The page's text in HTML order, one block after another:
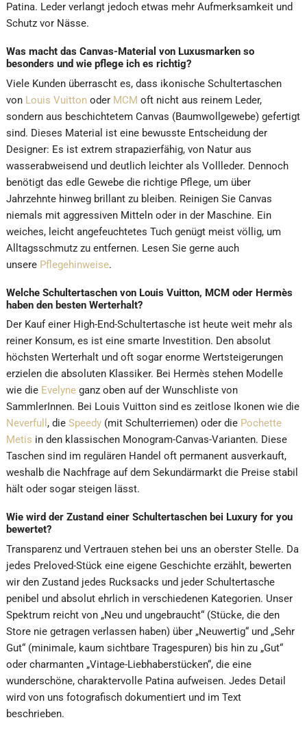
Patina. Leder verlangt jedoch etwas mehr Aufmerksamkeit und
Schutz vor Nässe.
Was macht das Canvas-Material von Luxusmarken so
besonders und wie pflege ich es richtig?
Viele Kunden überrascht es, dass ikonische Schultertaschen
von Louis Vuitton oder MCM oft nicht aus reinem Leder,
sondern aus beschichtetem Canvas (Baumwollgewebe) gefertigt
sind. Dieses Material ist eine bewusste Entscheidung der
Designer: Es ist extrem strapazierfähig, von Natur aus
wasserabweisend und deutlich leichter als Vollleder. Dennoch
benötigt das edle Gewebe die richtige Pflege, um über
Jahrzehnte hinweg brillant zu bleiben. Reinigen Sie Canvas
niemals mit aggressiven Mitteln oder in der Maschine. Ein
weiches, leicht angefeuchtetes Tuch genügt meist völlig, um
Alltagsschmutz zu entfernen. Lesen Sie gerne auch
unsere Pflegehinweise.
Welche Schultertaschen von Louis Vuitton, MCM oder Hermès
haben den besten Werterhalt?
Der Kauf einer High-End-Schultertasche ist heute weit mehr als
reiner Konsum, es ist eine smarte Investition. Den absolut
höchsten Werterhalt und oft sogar enorme Wertsteigerungen
erzielen die absoluten Klassiker. Bei Hermès stehen Modelle
wie die Evelyne ganz oben auf der Wunschliste von
SammlerInnen. Bei Louis Vuitton sind es zeitlose Ikonen wie die
Neverfull , die Speedy (mit Schulterriemen) oder die Pochette
Metis in den klassischen Monogram-Canvas-Varianten. Diese
Taschen sind im regulären Handel oft permanent ausverkauft,
weshalb die Nachfrage auf dem Sekundärmarkt die Preise stabil
hält oder sogar steigen lässt.
Wie wird der Zustand einer Schultertaschen bei Luxury for you
bewertet?
Transparenz und Vertrauen stehen bei uns an oberster Stelle. Da
jedes Preloved-Stück eine eigene Geschichte erzählt, bewerten
wir den Zustand jedes Rucksacks und jeder Schultertasche
penibel und absolut ehrlich in verschiedenen Kategorien. Unser
Spektrum reicht von „Neu und ungebraucht“ (Stücke, die den
Store nie getragen verlassen haben) über „Neuwertig“ und „Sehr
Gut“ (minimale, kaum sichtbare Tragespuren) bis hin zu „Gut“
oder charmanten „Vintage-Liebhaberstücken“, die eine
wunderschöne, charaktervolle Patina aufweisen. Jedes Detail
wird von uns fotografisch dokumentiert und im Text
beschrieben.